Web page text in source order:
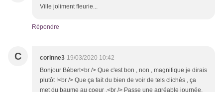
Ville joliment fleurie...
Répondre
C corinne3 19/03/2020 10:42
Bonjour Bébert<br /> Que c'est bon , non , magnifique je dirais
plutôt !<br /> Que ça fait du bien de voir de tels clichés , ça
met du baume au coeur .<br /> Passe une agréable journée.